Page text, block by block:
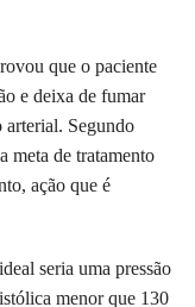
que o paciente
e deixa de fumar
arterial. Segundo
meta de tratamento
ação que é
seria uma pressão
menor que 130